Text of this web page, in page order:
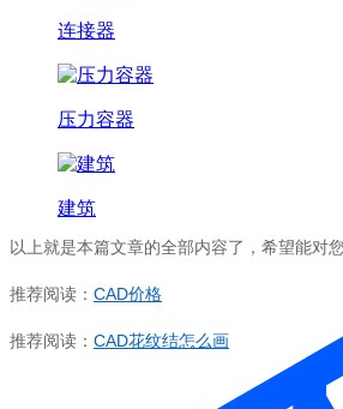
连接器
压力容器
建筑
以上就是本篇文章的全部内容了，希望能对
推荐阅读： CAD价格
推荐阅读： CAD花纹结怎么画